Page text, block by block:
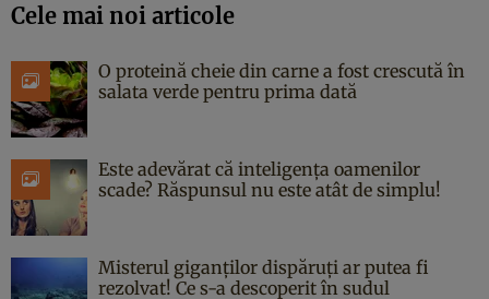
Cele mai noi articole
O proteină cheie din carne a fost crescută în
salata verde pentru prima dată
Este adevărat că inteligența oamenilor
scade? Răspunsul nu este atât de simplu!
Misterul giganților dispăruți ar putea fi
rezolvat! Ce s-a descoperit în sudul